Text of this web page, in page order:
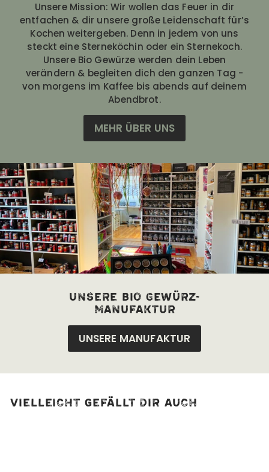
Unsere Mission: Wir wollen das Feuer in dir
entfachen & dir unsere große Leidenschaft für’s
Kochen weitergeben. Denn in jedem von uns
steckt eine Sterneköchin oder ein Sternekoch.
Unsere Bio Gewürze werden dein Leben
verändern & begleiten dich den ganzen Tag -
von morgens im Kaffee bis abends auf deinem
Abendbrot.
MEHR ÜBER UNS
unsere bio Gewürz-
manufaktur
UNSERE MANUFAKTUR
Vielleicht gefällt dir auch